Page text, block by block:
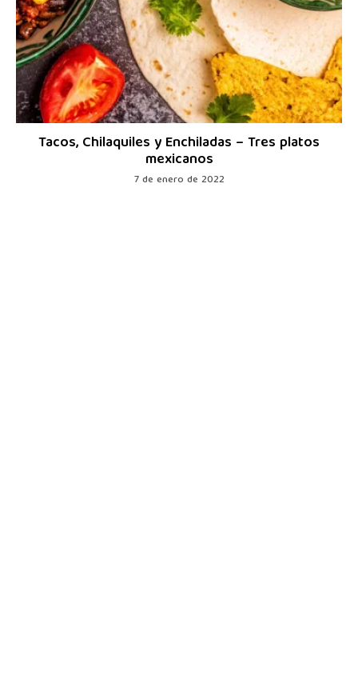
Tacos, Chilaquiles y Enchiladas – Tres platos
mexicanos
7 de enero de 2022